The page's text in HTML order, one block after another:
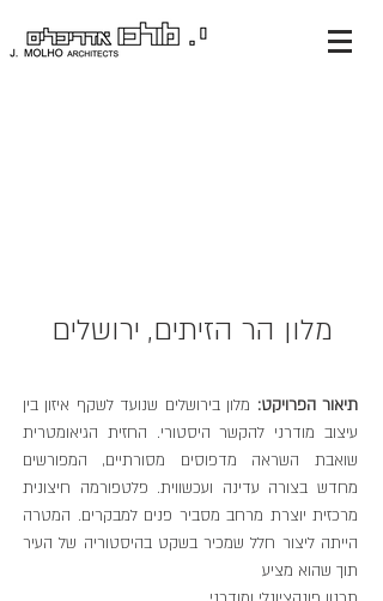
מלון הר הזיתים, ירושלים
תיאור הפרויקט: מלון בירושלים שנועד לשקף איזון בין
עיצוב מודרני להקשר היסטורי. החזית הגיאומטרית
שואבת השראה מדפוסים מסורתיים, המפורשים
מחדש בצורה עדינה ועכשווית. פלטפורמה חיצונית
מרכזית יוצרת מרחב מסביר פנים למבקרים. המטרה
הייתה ליצור חלל שמכיר בשקט בהיסטוריה של העיר
תוך שהוא מציע